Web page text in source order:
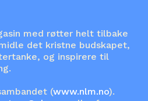
med røtter helt tilbake
det kristne budskapet,
og inspirere til
(www.nlm.no).